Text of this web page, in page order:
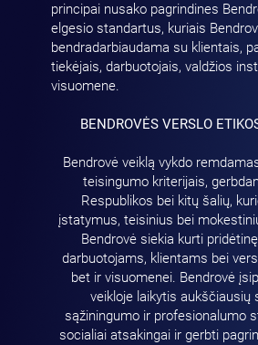
principai nusako pagrindines
elgesio standartus, kuriais
bendradarbiaudama su klientais,
tiekėjais, darbuotojais, valdžios
visuomene.
BENDROVĖS VERSLO
Bendrovė veiklą vykdo
teisingumo kriterijais,
Respublikos bei kitų šalių,
įstatymus, teisinius bei
Bendrovė siekia kurti
darbuotojams, klientams bei
bet ir visuomenei. Bendrovė
veikloje laikytis aukščiausių
sąžiningumo ir profesionalumo
socialiai atsakingai ir gerbti